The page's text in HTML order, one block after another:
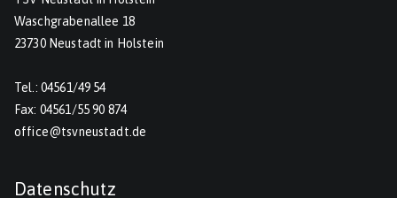
Waschgrabenallee 18
23730 Neustadt in Holstein
Tel.: 04561/49 54
Fax: 04561/55 90 874
office@tsvneustadt.de
Datenschutz